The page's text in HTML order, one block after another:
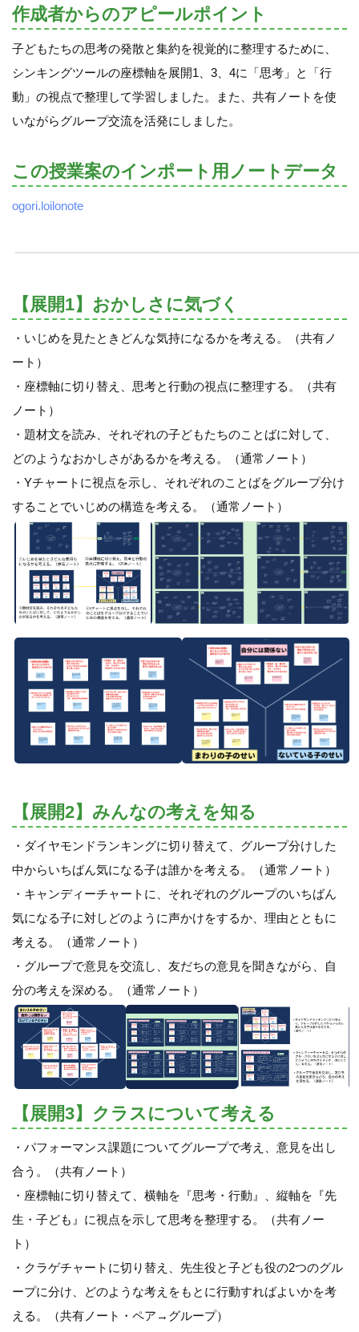
作成者からのアピールポイント
子どもたちの思考の発散と集約を視覚的に整理するために、
シンキングツールの座標軸を展開1、3、4に「思考」と「行
動」の視点で整理して学習しました。また、共有ノートを使
いながらグループ交流を活発にしました。
この授業案のインポート用ノートデータ
ogori.loilonote
【展開1】おかしさに気づく
・いじめを見たときどんな気持になるかを考える。（共有ノ
ート）
・座標軸に切り替え、思考と行動の視点に整理する。（共有
ノート）
・題材文を読み、それぞれの子どもたちのことばに対して、
どのようなおかしさがあるかを考える。（通常ノート）
・Yチャートに視点を示し、それぞれのことばをグループ分け
することでいじめの構造を考える。（通常ノート）
【展開2】みんなの考えを知る
・ダイヤモンドランキングに切り替えて、グループ分けした
中からいちばん気になる子は誰かを考える。（通常ノート）
・キャンディーチャートに、それぞれのグループのいちばん
気になる子に対しどのように声かけをするか、理由とともに
考える。（通常ノート）
・グループで意見を交流し、友だちの意見を聞きながら、自
分の考えを深める。（通常ノート）
【展開3】クラスについて考える
・パフォーマンス課題についてグループで考え、意見を出し
合う。（共有ノート）
・座標軸に切り替えて、横軸を『思考・行動』、縦軸を『先
生・子ども』に視点を示して思考を整理する。（共有ノー
ト）
・クラゲチャートに切り替え、先生役と子ども役の2つのグル
ープに分け、どのような考えをもとに行動すればよいかを考
える。（共有ノート・ペア→グループ）